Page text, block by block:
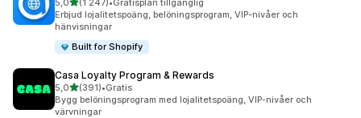
5,0 (1 247)
1247 recensioner totalt
•Gratisplan tillgänglig
Erbjud lojalitetspoäng, belöningsprogram, VIP-nivåer och
hänvisningar
Built for Shopify
Casa Loyalty Program & Rewards
5,0av 5 stjärnor
(391)
391 recensioner totalt
•Gratis
Bygg belöningsprogram med lojalitetspoäng, VIP-nivåer och
värvningar